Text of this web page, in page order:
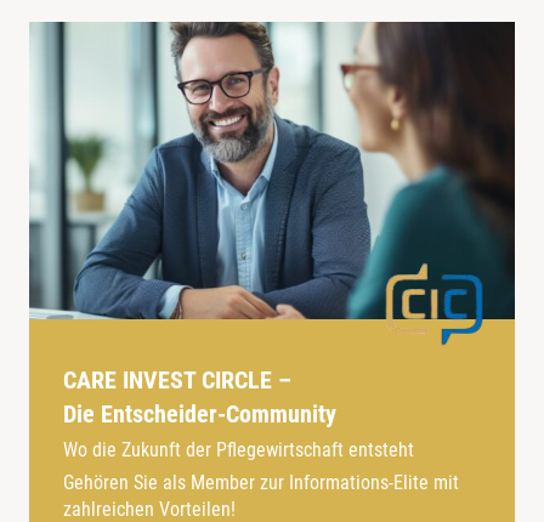
CARE INVEST CIRCLE –
Die Entscheider-Community
Wo die Zukunft der Pflegewirtschaft entsteht
Gehören Sie als Member zur Informations-Elite mit
zahlreichen Vorteilen!